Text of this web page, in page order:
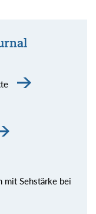
mit Sehstärke bei